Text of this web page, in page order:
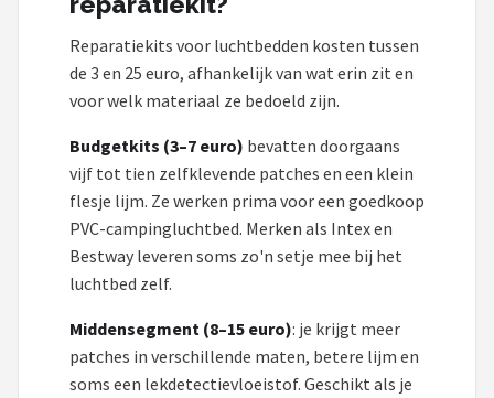
Reparatiekits voor luchtbedden kosten tussen
de 3 en 25 euro, afhankelijk van wat erin zit en
voor welk materiaal ze bedoeld zijn.
Budgetkits (3–7 euro) bevatten doorgaans
vijf tot tien zelfklevende patches en een klein
flesje lijm. Ze werken prima voor een goedkoop
PVC-campingluchtbed. Merken als Intex en
Bestway leveren soms zo'n setje mee bij het
luchtbed zelf.
Middensegment (8–15 euro): je krijgt meer
patches in verschillende maten, betere lijm en
soms een lekdetectievloeistof. Geschikt als je